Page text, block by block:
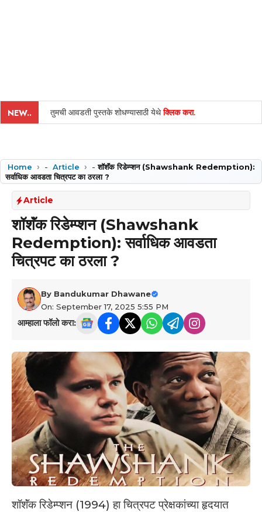
NEW.. तुमची आवडती पुस्तके शोधण्यासाठी येथेक्लिक करा.
Home - Article -शॉशॅंक रिडेम्प्शन (Shawshank Redemption):
सर्वाधिक आवडता चित्रपट का ठरला ?
Article
शॉशॅंक रिडेम्प्शन (Shawshank
Redemption): सर्वाधिक आवडता
चित्रपट का ठरला ?
By Bandukumar Dhawane
On: September 17, 2025 5:55 PM
आम्हाला फॉलो करा:
शॉशॅंक रिडेम्प्शन (1994) हा चित्रपट प्रेक्षकांच्या हृदयात